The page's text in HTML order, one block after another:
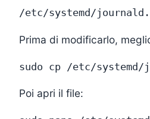
Prima di modificarlo,
Poi apri il file: